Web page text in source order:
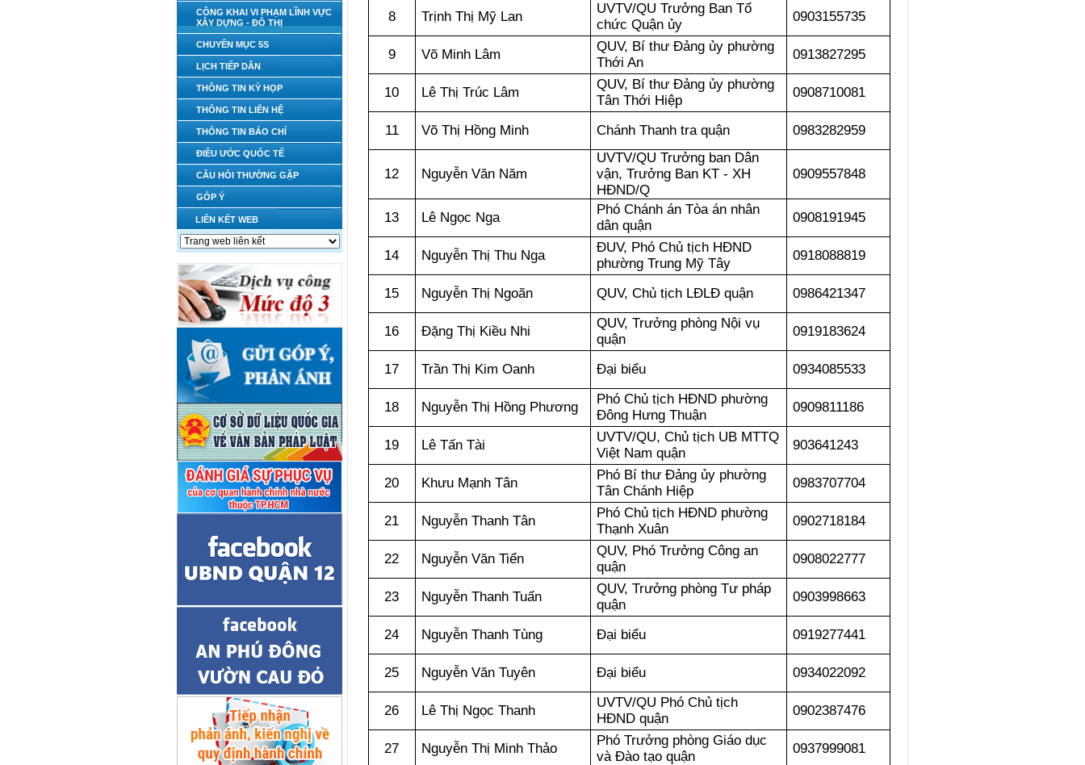
CÔNG KHAI VI PHẠM LĨNH VỰC
XÂY DỰNG - ĐÔ THỊ
CHUYÊN MỤC 5S
LỊCH TIẾP DÂN
THÔNG TIN KỲ HỌP
THÔNG TIN LIÊN HỆ
THÔNG TIN BÁO CHÍ
ĐIỀU ƯỚC QUỐC TẾ
CÂU HỎI THƯỜNG GẶP
GÓP Ý
LIÊN KẾT WEB
8 Trịnh Thị Mỹ Lan
UVTV/QU Trưởng Ban Tổ
chức Quận ủy
0903155735
9 Võ Minh Lâm
QUV, Bí thư Đảng ủy phường
Thới An
0913827295
10 Lê Thị Trúc Lâm
QUV, Bí thư Đảng ủy phường
Tân Thới Hiệp
0908710081
11 Võ Thị Hồng Minh Chánh Thanh tra quận 0983282959
12 Nguyễn Văn Năm
UVTV/QU Trưởng ban Dân
vận, Trưởng Ban KT - XH
HĐND/Q
0909557848
13 Lê Ngọc Nga
Phó Chánh án Tòa án nhân
dân quận
0908191945
14 Nguyễn Thị Thu Nga
ĐUV, Phó Chủ tịch HĐND
phường Trung Mỹ Tây
0918088819
15 Nguyễn Thị Ngoãn QUV, Chủ tịch LĐLĐ quận 0986421347
16 Đặng Thị Kiều Nhi
QUV, Trưởng phòng Nội vụ
quận
0919183624
17 Trần Thị Kim Oanh Đại biểu 0934085533
18 Nguyễn Thị Hồng Phương
Phó Chủ tịch HĐND phường
Đông Hưng Thuận
0909811186
19 Lê Tấn Tài
UVTV/QU, Chủ tịch UB MTTQ
Việt Nam quận
903641243
20 Khưu Mạnh Tân
Phó Bí thư Đảng ủy phường
Tân Chánh Hiệp
0983707704
21 Nguyễn Thanh Tân
Phó Chủ tịch HĐND phường
Thạnh Xuân
0902718184
22 Nguyễn Văn Tiển
QUV, Phó Trưởng Công an
quận
0908022777
23 Nguyễn Thanh Tuấn
QUV, Trưởng phòng Tư pháp
quận
0903998663
24 Nguyễn Thanh Tùng Đại biểu 0919277441
25 Nguyễn Văn Tuyên Đại biểu 0934022092
26 Lê Thị Ngọc Thanh
UVTV/QU Phó Chủ tịch
HĐND quận
0902387476
27 Nguyễn Thị Minh Thảo
Phó Trưởng phòng Giáo dục
và Đào tạo quận
0937999081